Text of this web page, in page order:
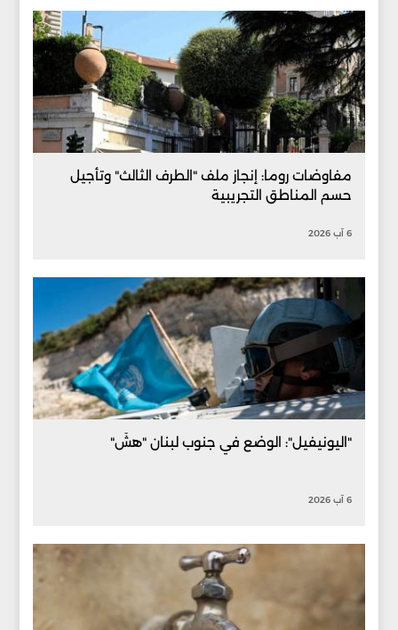
مفاوضات روما: إنجاز ملف "الطرف الثالث" وتأجيل
حسم المناطق التجريبية
6 آب 2026
"اليونيفيل": الوضع في جنوب لبنان "هشّ"
6 آب 2026